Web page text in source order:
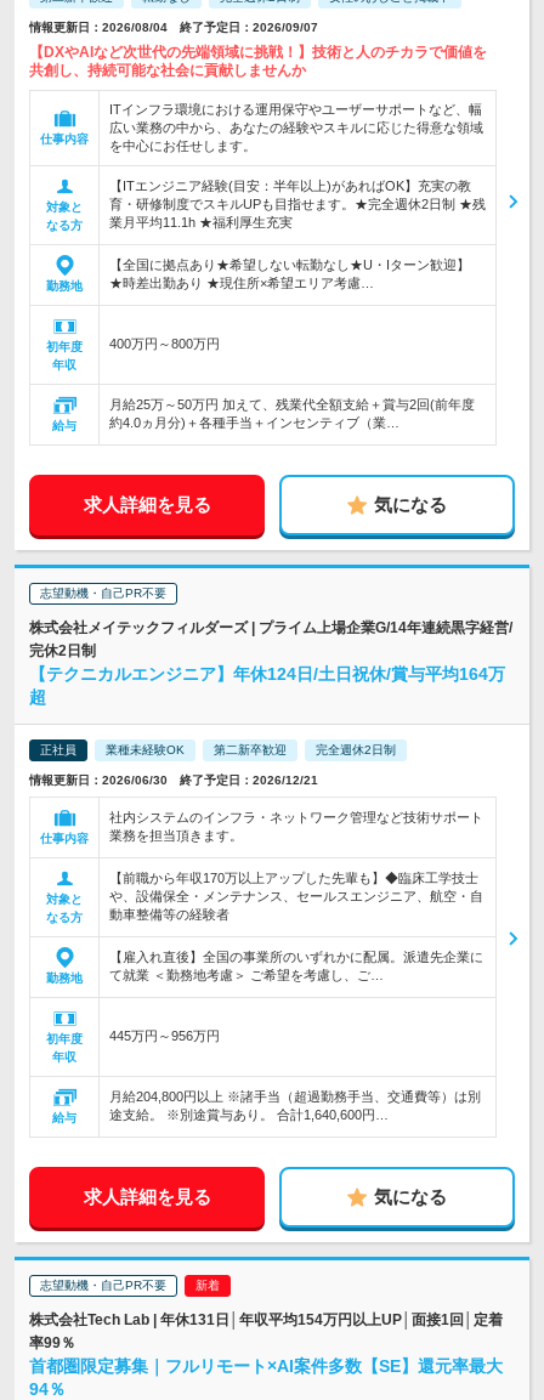
情報更新日：2026/08/04 終了予定日：2026/09/07
【DXやAIなど次世代の先端領域に挑戦！】技術と人のチカラで価値を
共創し、持続可能な社会に貢献しませんか
仕事内容
ITインフラ環境における運用保守やユーザーサポートなど、幅
広い業務の中から、あなたの経験やスキルに応じた得意な領域
を中心にお任せします。
対象と
なる方
【ITエンジニア経験(目安：半年以上)があればOK】充実の教
育・研修制度でスキルUPも目指せます。★完全週休2日制 ★残
業月平均11.1h ★福利厚生充実
勤務地
【全国に拠点あり★希望しない転勤なし★U・Iターン歓迎】
★時差出勤あり ★現住所×希望エリア考慮…
初年度
年収
400万円～800万円
給与
月給25万～50万円 加えて、残業代全額支給＋賞与2回(前年度
約4.0ヵ月分)＋各種手当＋インセンティブ（業…
求人詳細を見る 気になる
志望動機・自己PR不要
株式会社メイテックフィルダーズ | プライム上場企業G/14年連続黒字経営/
完休2日制
【テクニカルエンジニア】年休124日/土日祝休/賞与平均164万
超
正社員 業種未経験OK 第二新卒歓迎 完全週休2日制
情報更新日：2026/06/30 終了予定日：2026/12/21
仕事内容
社内システムのインフラ・ネットワーク管理など技術サポート
業務を担当頂きます。
対象と
なる方
【前職から年収170万以上アップした先輩も】◆臨床工学技士
や、設備保全・メンテナンス、セールスエンジニア、航空・自
動車整備等の経験者
勤務地
【雇入れ直後】全国の事業所のいずれかに配属。派遣先企業に
て就業 ＜勤務地考慮＞ ご希望を考慮し、ご…
初年度
年収
445万円～956万円
給与
月給204,800円以上 ※諸手当（超過勤務手当、交通費等）は別
途支給。 ※別途賞与あり。 合計1,640,600円…
求人詳細を見る 気になる
志望動機・自己PR不要
株式会社Tech Lab | 年休131日│年収平均154万円以上UP│面接1回│定着
率99％
首都圏限定募集｜フルリモート×AI案件多数【SE】還元率最大
94％